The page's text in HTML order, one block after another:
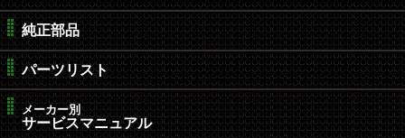
純正部品
パーツリスト
メーカー別
サービスマニュアル